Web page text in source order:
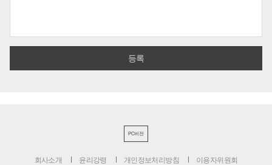
PC버전
회사소개 윤리강령 개인정보처리방침 이용자위원회